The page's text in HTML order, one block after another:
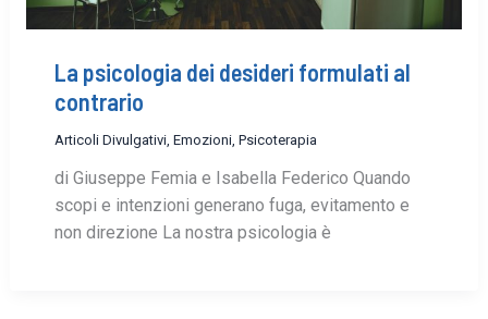
La psicologia dei desideri formulati al
contrario
Articoli Divulgativi, Emozioni, Psicoterapia
di Giuseppe Femia e Isabella Federico Quando
scopi e intenzioni generano fuga, evitamento e
non direzione La nostra psicologia è